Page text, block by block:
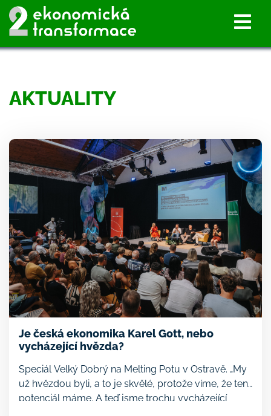
AKTUALITY
Je česká ekonomika Karel Gott, nebo
vycházející hvězda?
Speciál Velký Dobrý na Melting Potu v Ostravě. „My
už hvězdou byli, a to je skvělé, protože víme, že ten
potenciál máme. A teď jsme trochu vycházející